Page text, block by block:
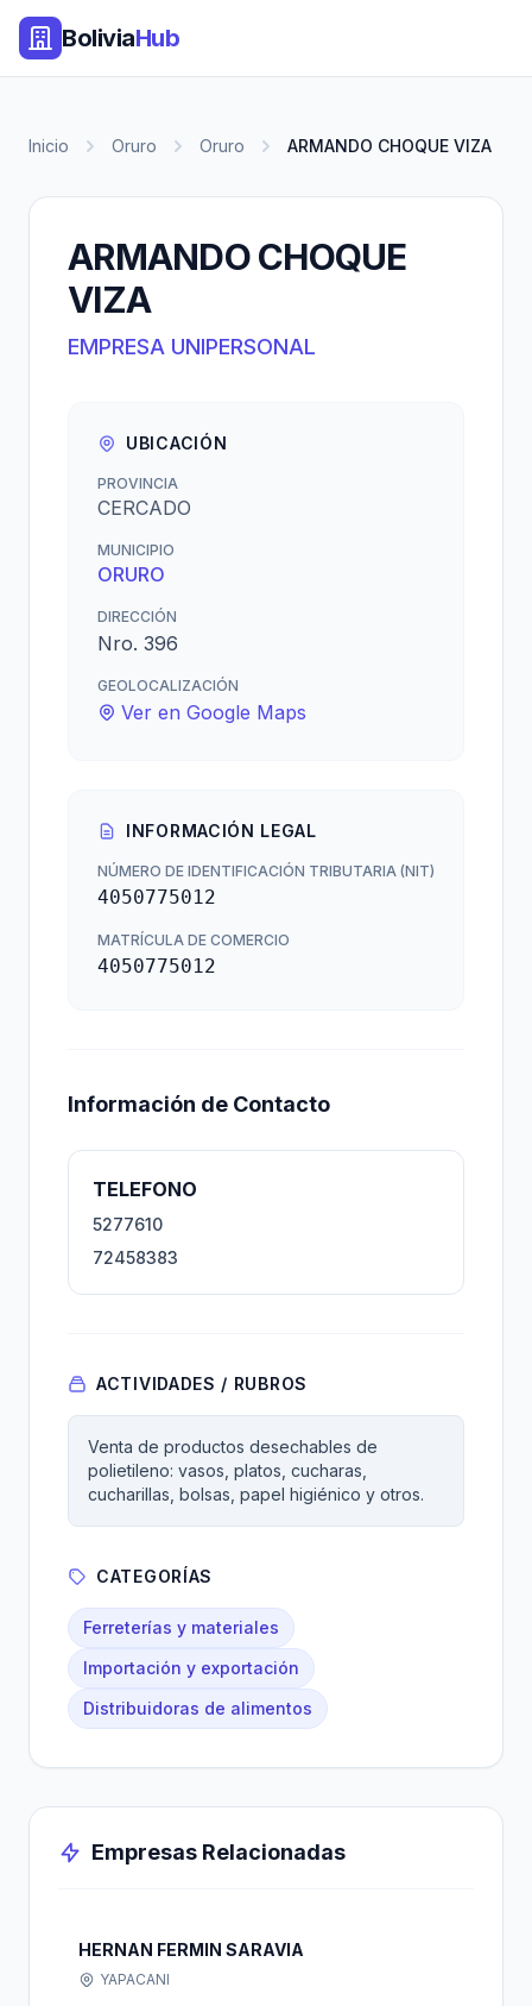
BoliviaHub
Inicio Oruro Oruro ARMANDO CHOQUE VIZA
ARMANDO CHOQUE
VIZA
EMPRESA UNIPERSONAL
UBICACIÓN
PROVINCIA
CERCADO
MUNICIPIO
ORURO
DIRECCIÓN
Nro. 396
GEOLOCALIZACIÓN
Ver en Google Maps
INFORMACIÓN LEGAL
NÚMERO DE IDENTIFICACIÓN TRIBUTARIA (NIT)
4050775012
MATRÍCULA DE COMERCIO
4050775012
Información de Contacto
TELEFONO
5277610
72458383
ACTIVIDADES / RUBROS
Venta de productos desechables de
polietileno: vasos, platos, cucharas,
cucharillas, bolsas, papel higiénico y otros.
CATEGORÍAS
Ferreterías y materiales
Importación y exportación
Distribuidoras de alimentos
Empresas Relacionadas
HERNAN FERMIN SARAVIA
YAPACANI